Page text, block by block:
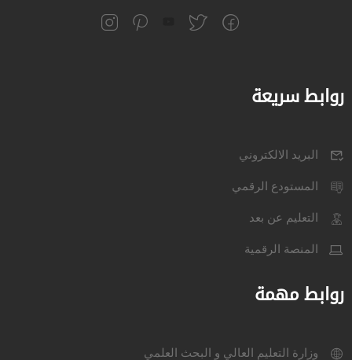
روابط سريعة
البريد الالكتروني
المستودع الرقمي
التعليم عن بعد
المنصة الرقمية
روابط مهمة
وزارة التعليم العالي و البحث العلمي